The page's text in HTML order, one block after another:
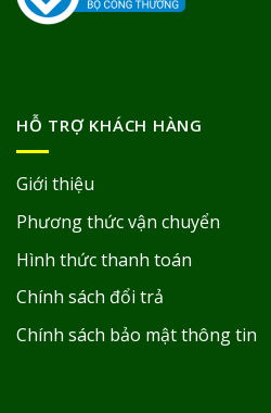
HỖ TRỢ KHÁCH HÀNG
Giới thiệu
Phương thức vận chuyển
Hình thức thanh toán
Chính sách đổi trả
Chính sách bảo mật thông tin